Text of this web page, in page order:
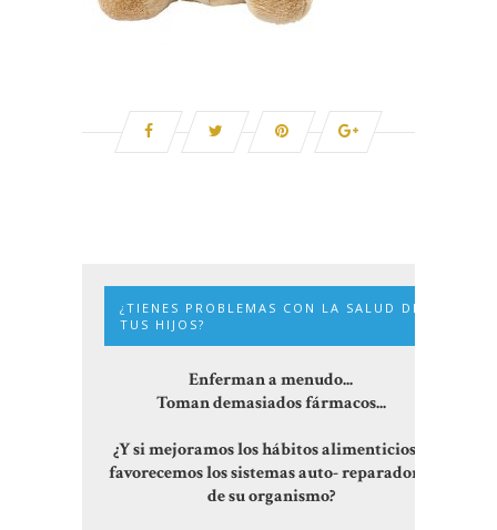
¿TIENES PROBLEMAS CON LA SALUD DE
TUS HIJOS?
Enferman a menudo...
Toman demasiados fármacos...
¿Y si mejoramos los hábitos alimenticios y
favorecemos los sistemas auto- reparadores
de su organismo?